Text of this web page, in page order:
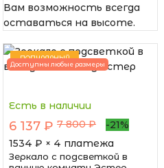
Вам возможность всегда
оставаться на высоте.
ПОПУЛЯРНЫЙ
Доступны любые размеры
Есть в наличии
6 137 ₽ 7 800 ₽
-21%
1534 ₽ × 4 платежа
Зеркало с подсветкой в